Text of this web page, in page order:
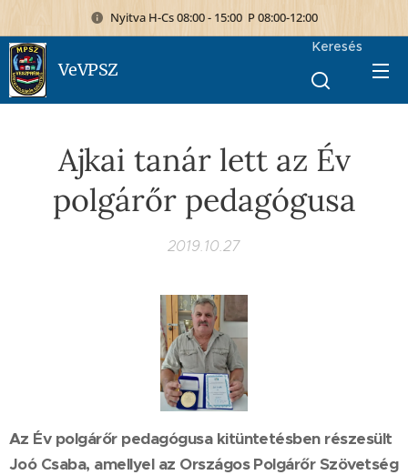
Nyitva H-Cs 08:00 - 15:00 P 08:00-12:00
VeVPSZ
Keresés
Ajkai tanár lett az Év
polgárőr pedagógusa
2019.10.27
Az Év polgárőr pedagógusa kitüntetésben részesült
Joó Csaba, amellyel az Országos Polgárőr Szövetség